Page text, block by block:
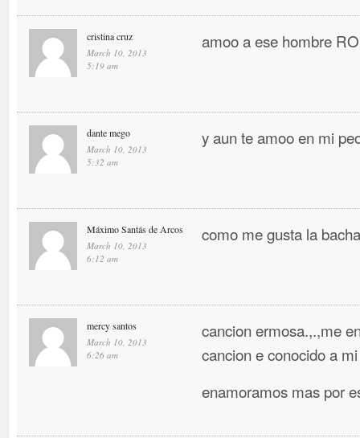
cristina cruz
March 10, 2013
5:19 am
amoo a ese hombre
dante mego
March 10, 2013
5:32 am
y aun te amoo en mi
Máximo Santás de Arcos
March 10, 2013
6:12 am
como me gusta la
mercy santos
March 10, 2013
6:26 am
cancion ermosa.,.,me
cancion e conocido a
enamoramos mas por